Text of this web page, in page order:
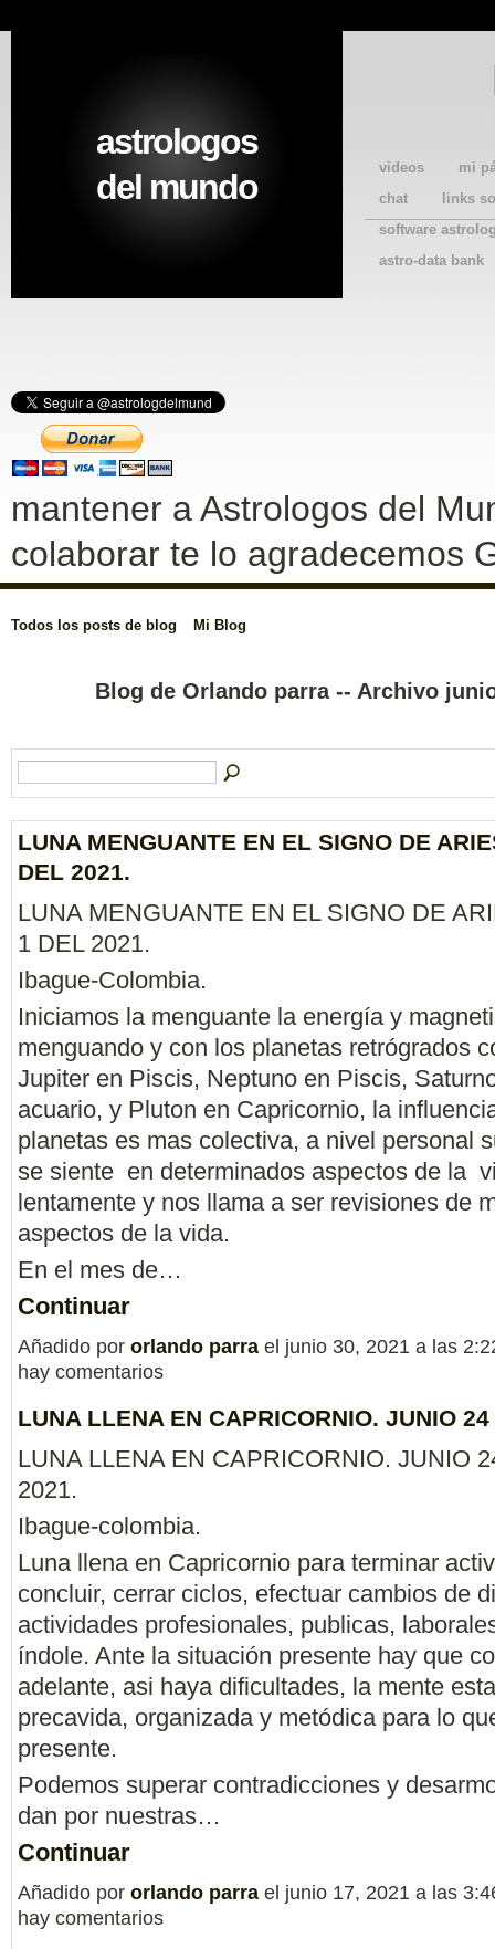
videos
mi
chat
links
software
astro-data bank
astrologos
del mundo
mantener a Astrologos del
colaborar te lo agradecemos
Todos los posts de blog Mi Blog
Blog de Orlando parra -- Archivo
LUNA MENGUANTE EN EL SIGNO DE
DEL 2021.
LUNA MENGUANTE EN EL SIGNO DE
1 DEL 2021.
Ibague-Colombia.
Iniciamos la menguante la energía y
menguando y con los planetas retrógrados
Jupiter en Piscis, Neptuno en Piscis,
acuario, y Pluton en Capricornio, la
planetas es mas colectiva, a nivel personal
se siente en determinados aspectos de la
lentamente y nos llama a ser revisiones de
aspectos de la vida.
En el mes de…
Continuar
Añadido por orlando parra el junio 30, 2021 a las
hay comentarios
LUNA LLENA EN CAPRICORNIO. JUNIO
LUNA LLENA EN CAPRICORNIO. JUNIO
2021.
Ibague-colombia.
Luna llena en Capricornio para terminar
concluir, cerrar ciclos, efectuar cambios de
actividades profesionales, publicas,
índole. Ante la situación presente hay que
adelante, asi haya dificultades, la mente
precavida, organizada y metódica para lo
presente.
Podemos superar contradicciones y
dan por nuestras…
Continuar
Añadido por orlando parra el junio 17, 2021 a las
hay comentarios